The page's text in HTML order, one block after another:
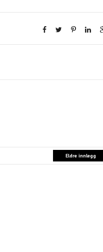
Eldre innlegg